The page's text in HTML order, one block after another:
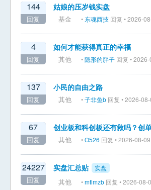
144
回复
姑娘的压岁钱实盘
基金 •东魂西技 回复 • 2026-
4
回复
如何才能获得真正的幸福
其他 •隐形的胖子 回复 •
137
回复
小民的自由之路
其他 •子非鱼b 回复 • 2026-
67
回复
创业板和科创板还有救吗？创
其他 •O526 回复 • 2026-08-
24227
回复
实盘汇总贴 实盘
其他 •mtlmzb 回复 • 2026-